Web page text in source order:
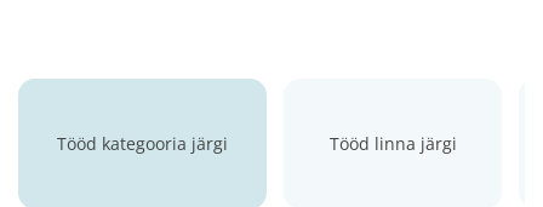
Tööd kategooria järgi Tööd linna järgi